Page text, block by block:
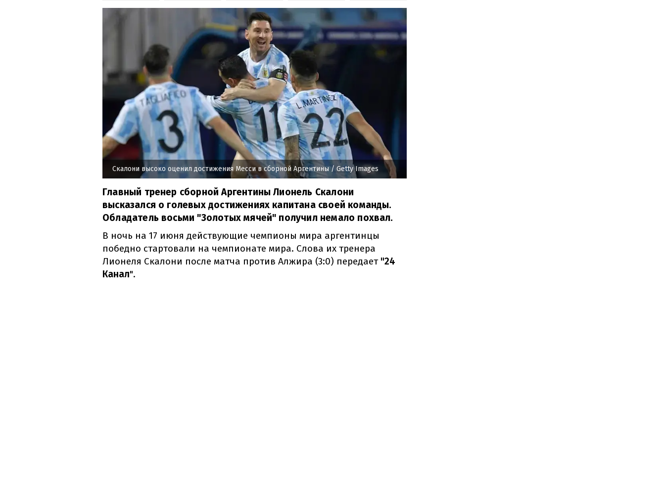
Скалони высоко оценил достижения Месси в сборной Аргентины/ Getty Images
Главный тренер сборной Аргентины Лионель Скалони
высказался о голевых достижениях капитана своей команды.
Обладатель восьми "Золотых мячей" получил немало похвал.
В ночь на 17 июня действующие чемпионы мира аргентинцы
победно стартовали на чемпионате мира. Слова их тренера
Лионеля Скалони после матча против Алжира (3:0) передает "24
Канал".